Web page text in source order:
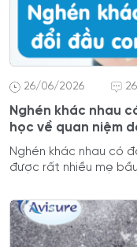
26/06/2026
Nghén khác nhau
học về quan niệm
Nghén khác nhau có
được rất nhiều mẹ